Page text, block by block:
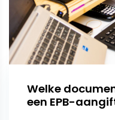
Welke
een EPB-